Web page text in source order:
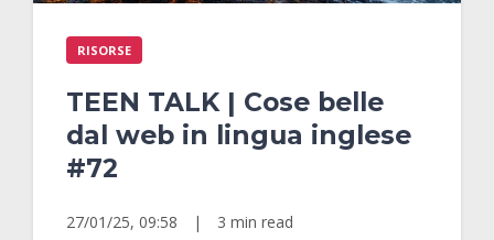
RISORSE
TEEN TALK | Cose belle
dal web in lingua inglese
#72
27/01/25, 09:58 | 3 min read